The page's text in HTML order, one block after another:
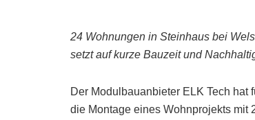
24 Wohnungen in Steinhaus bei
setzt auf kurze Bauzeit und
Der Modulbauanbieter ELK Tech
die Montage eines Wohnprojekts mit